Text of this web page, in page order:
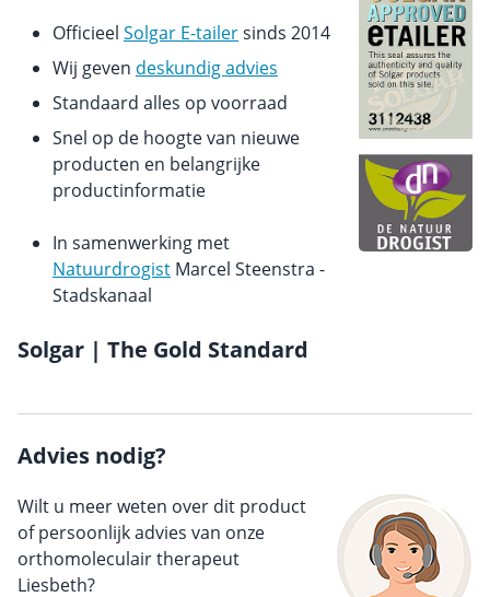
Officieel Solgar E-tailersinds 2014
Wij geven deskundig advies
Standaard alles op voorraad
Snel op de hoogte van nieuwe
producten en belangrijke
productinformatie
In samenwerking met
Natuurdrogist Marcel Steenstra -
Stadskanaal
Solgar | The Gold Standard
Advies nodig?
Wilt u meer weten over dit product
of persoonlijk advies van onze
orthomoleculair therapeut
Liesbeth?